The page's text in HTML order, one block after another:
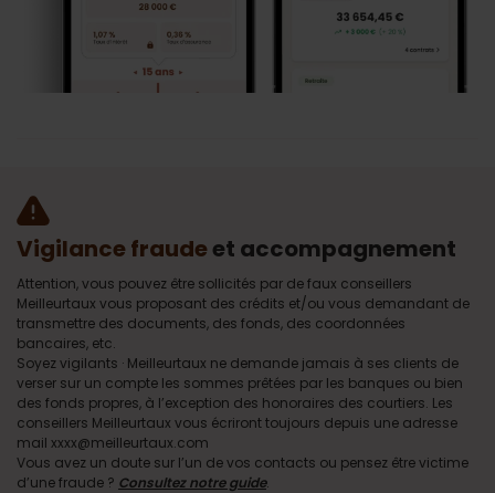
Vigilance fraudeet accompagnement
Attention, vous pouvez être sollicités par de faux conseillers
Meilleurtaux vous proposant des crédits et/ou vous demandant de
transmettre des documents, des fonds, des coordonnées
bancaires, etc.
Soyez vigilants · Meilleurtaux ne demande jamais à ses clients de
verser sur un compte les sommes prêtées par les banques ou bien
des fonds propres, à l’exception des honoraires des courtiers. Les
conseillers Meilleurtaux vous écriront toujours depuis une adresse
mail xxxx@meilleurtaux.com
Vous avez un doute sur l’un de vos contacts ou pensez être victime
d’une fraude ? Consultez notre guide.